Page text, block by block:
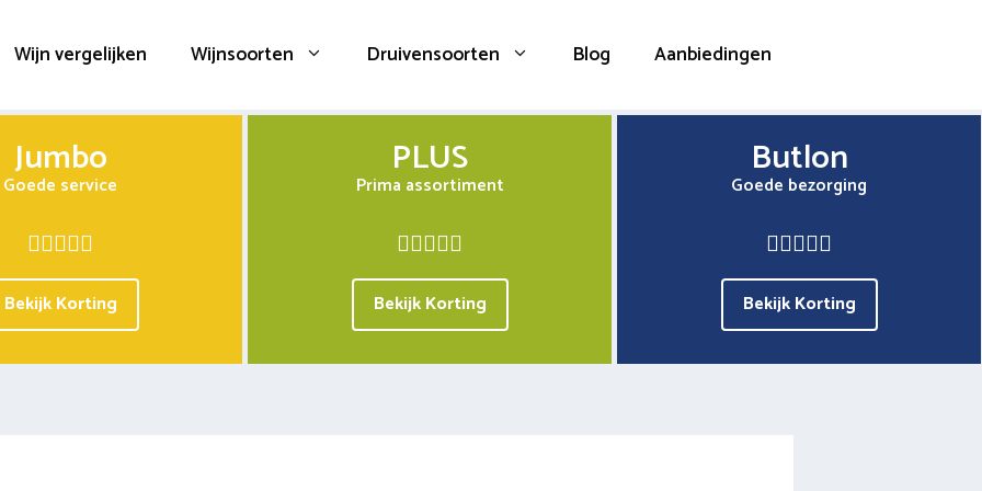
Wijn vergelijken Wijnsoorten Druivensoorten Blog Aanbiedingen
Jumbo
Goede service
Bekijk Korting
PLUS
Prima assortiment
Bekijk Korting
Butlon
Goede bezorging
Bekijk Korting